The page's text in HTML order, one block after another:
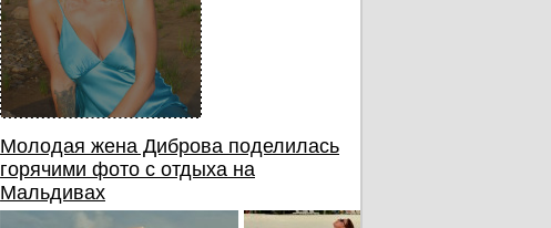
Молодая жена Диброва поделилась
горячими фото с отдыха на
Мальдивах